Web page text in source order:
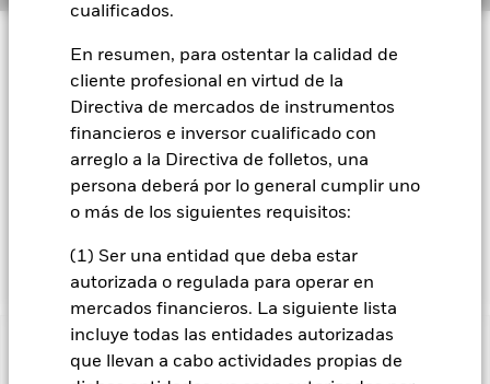
cualificados.
En resumen, para ostentar la calidad de
cliente profesional en virtud de la
Directiva de mercados de instrumentos
financieros e inversor cualificado con
arreglo a la Directiva de folletos, una
persona deberá por lo general cumplir uno
o más de los siguientes requisitos:
(1) Ser una entidad que deba estar
autorizada o regulada para operar en
mercados financieros. La siguiente lista
incluye todas las entidades autorizadas
que llevan a cabo actividades propias de
Nuestra compañía
Filosofía de inversión
El Fondo Emerging Markets Bond busca maximizar los
beneficios totales. El Fondo invierte, como mínimo, un 70 %
de gobiernos y agencias gubernamentales, y en empresas
domiciliadas, o que ejercen la parte predominante de su
actividad económica, en mercados emergentes. El Fondo
puede invertir en todo el espectro existente de valores,
las divisas se gestiona de forma flexible.
INFORMACIÓN IMPORTANTE: Capital en Riesgo. El valor
de las inversiones y los ingresos derivados de ellas pueden